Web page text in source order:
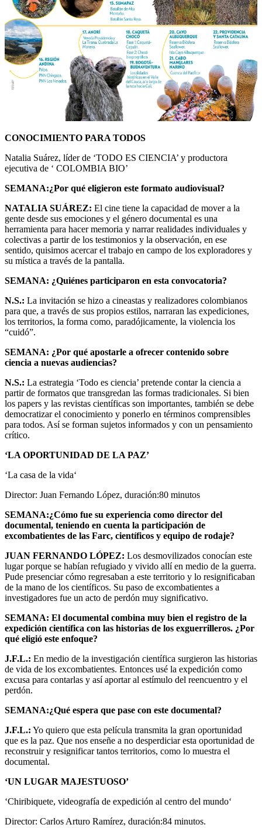
CONOCIMIENTO PARA TODOS
Natalia Suárez, líder de ‘TODO ES CIENCIA’ y productora
ejecutiva de ‘ COLOMBIA BIO’
SEMANA:¿Por qué eligieron este formato audiovisual?
NATALIA SUÁREZ: El cine tiene la capacidad de mover a la
gente desde sus emociones y el género documental es una
herramienta para hacer memoria y narrar realidades individuales y
colectivas a partir de los testimonios y la observación, en ese
sentido, quisimos acercar el trabajo en campo de los exploradores y
su mística a través de la pantalla.
SEMANA: ¿Quiénes participaron en esta convocatoria?
N.S.: La invitación se hizo a cineastas y realizadores colombianos
para que, a través de sus propios estilos, narraran las expediciones,
los territorios, la forma como, paradójicamente, la violencia los
“cuidó”.
SEMANA: ¿Por qué apostarle a ofrecer contenido sobre
ciencia a nuevas audiencias?
N.S.: La estrategia ‘Todo es ciencia’ pretende contar la ciencia a
partir de formatos que transgredan las formas tradicionales. Si bien
los papers y las revistas científicas son importantes, también se debe
democratizar el conocimiento y ponerlo en términos comprensibles
para todos. Así se forman sujetos informados y con un pensamiento
crítico.
‘LA OPORTUNIDAD DE LA PAZ’
‘La casa de la vida‘
Director: Juan Fernando López, duración:80 minutos
SEMANA:¿Cómo fue su experiencia como director del
documental, teniendo en cuenta la participación de
excombatientes de las Farc, científicos y equipo de rodaje?
JUAN FERNANDO LÓPEZ: Los desmovilizados conocían este
lugar porque se habían refugiado y vivido allí en medio de la guerra.
Pude presenciar cómo regresaban a este territorio y lo resignificaban
de la mano de los científicos. Su paso de excombatientes a
investigadores fue un acto de perdón muy significativo.
SEMANA: El documental combina muy bien el registro de la
expedición científica con las historias de los exguerrilleros. ¿Por
qué eligió este enfoque?
J.F.L.: En medio de la investigación científica surgieron las historias
de vida de los excombatientes. Entonces usé la expedición como
excusa para contarlas y así aportar al estímulo del reencuentro y el
perdón.
SEMANA:¿Qué espera que pase con este documental?
J.F.L.: Yo quiero que esta película transmita la gran oportunidad
que es la paz. Que nos enseñe a no desperdiciar esta oportunidad de
reconstruir y resignificar tantos territorios, como lo muestra el
documental.
‘UN LUGAR MAJESTUOSO’
‘Chiribiquete, videografía de expedición al centro del mundo‘
Director: Carlos Arturo Ramírez, duración:84 minutos.